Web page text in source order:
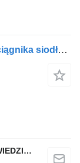
Pilot zawieszenia WABCO 1758152 do ciągnika siodłowego Scania R
QINDITO SPÓŁKA Z OGRANICZONĄ ODPOWIEDZIALNOŚCIĄ